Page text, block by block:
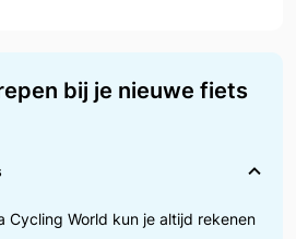
bij je nieuwe fiets
Cycling World kun je altijd rekenen